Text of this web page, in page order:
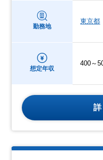
勤務地
東京都
想定年収
400～
詳